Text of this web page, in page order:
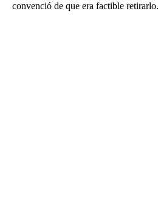
convenció de que era factible retirarlo.